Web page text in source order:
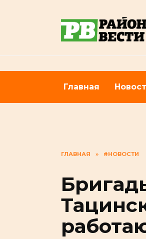
Главная
ГЛАВНАЯ » #НОВОСТИ